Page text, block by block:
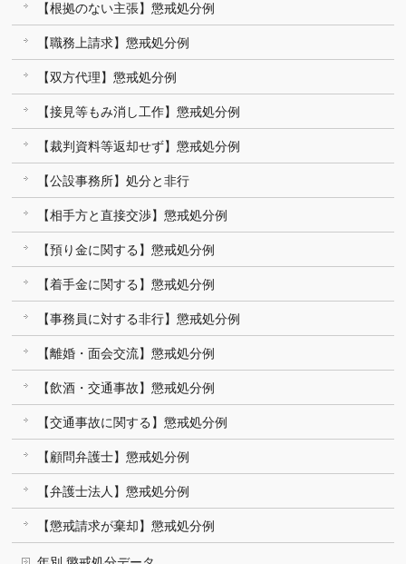
【根拠のない主張】懲戒処分例
【職務上請求】懲戒処分例
【双方代理】懲戒処分例
【接見等もみ消し工作】懲戒処分例
【裁判資料等返却せず】懲戒処分例
【公設事務所】処分と非行
【相手方と直接交渉】懲戒処分例
【預り金に関する】懲戒処分例
【着手金に関する】懲戒処分例
【事務員に対する非行】懲戒処分例
【離婚・面会交流】懲戒処分例
【飲酒・交通事故】懲戒処分例
【交通事故に関する】懲戒処分例
【顧問弁護士】懲戒処分例
【弁護士法人】懲戒処分例
【懲戒請求が棄却】懲戒処分例